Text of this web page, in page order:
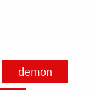
demon